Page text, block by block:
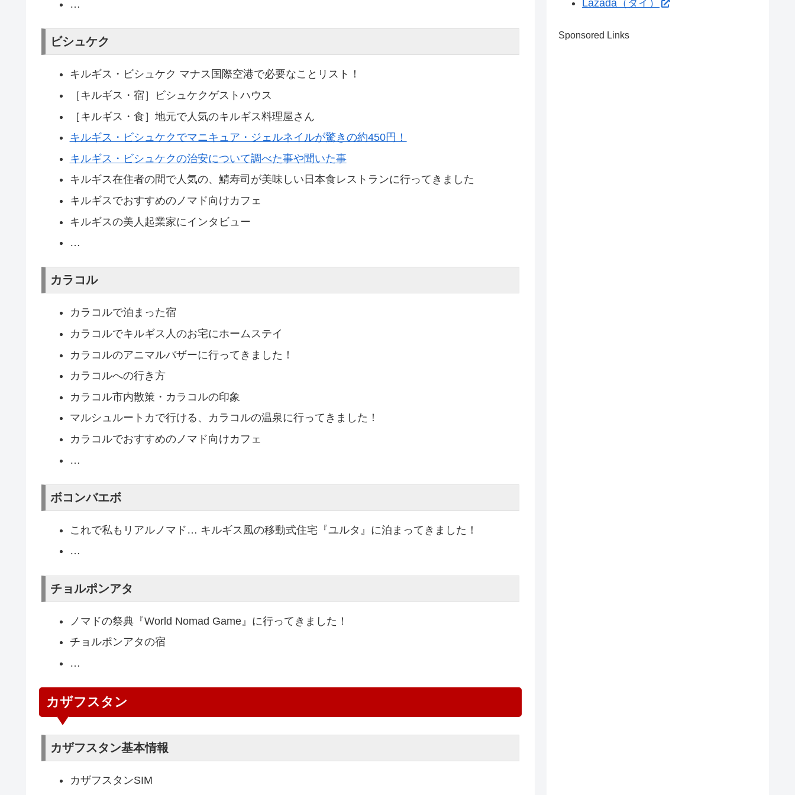
…
ビシュケク
キルギス・ビシュケク マナス国際空港で必要なことリスト！
［キルギス・宿］ビシュケクゲストハウス
［キルギス・食］地元で人気のキルギス料理屋さん
キルギス・ビシュケクでマニキュア・ジェルネイルが驚きの約450円！
キルギス・ビシュケクの治安について調べた事や聞いた事
キルギス在住者の間で人気の、鯖寿司が美味しい日本食レストランに行ってきました
キルギスでおすすめのノマド向けカフェ
キルギスの美人起業家にインタビュー
…
カラコル
カラコルで泊まった宿
カラコルでキルギス人のお宅にホームステイ
カラコルのアニマルバザーに行ってきました！
カラコルへの行き方
カラコル市内散策・カラコルの印象
マルシュルートカで行ける、カラコルの温泉に行ってきました！
カラコルでおすすめのノマド向けカフェ
…
ボコンバエボ
これで私もリアルノマド… キルギス風の移動式住宅『ユルタ』に泊まってきました！
…
チョルポンアタ
ノマドの祭典『World Nomad Game』に行ってきました！
チョルポンアタの宿
…
カザフスタン
カザフスタン基本情報
カザフスタンSIM
Lazada（タイ）
Sponsored Links